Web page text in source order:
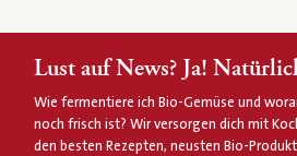
Lust auf News? Ja!
Wie fermentiere ich Bio-Gemüse und
noch frisch ist? Wir versorgen dich mit
den besten Rezepten, neusten Bio-